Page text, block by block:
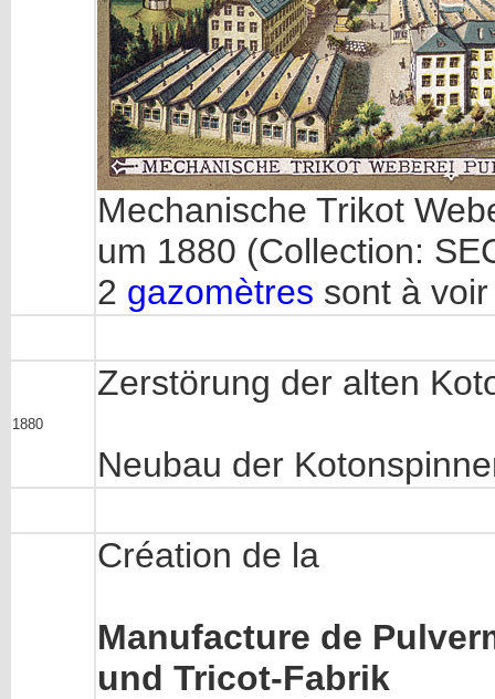
Mechanische Trikot
um 1880 (Collection:
2 gazomètres sont à
1880
Zerstörung der alten
Neubau der
Création de la
Manufacture de
und Tricot-Fabrik